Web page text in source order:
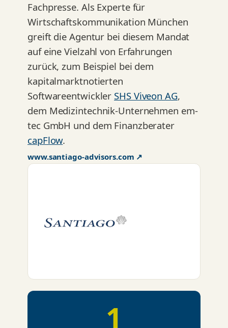
Fachpresse. Als Experte für
Wirtschaftskommunikation München
greift die Agentur bei diesem Mandat
auf eine Vielzahl von Erfahrungen
zurück, zum Beispiel bei dem
kapitalmarktnotierten
Softwareentwickler SHS Viveon AG,
dem Medizintechnik-Unternehmen em-
tec GmbH und dem Finanzberater
capFlow.
www.santiago-advisors.com ↗
1